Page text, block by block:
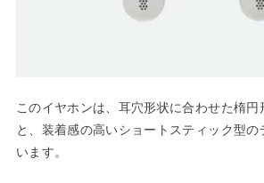
このイヤホンは、耳穴形状に合わせた楕円
と、装着感の高いショートスティック型の
います。